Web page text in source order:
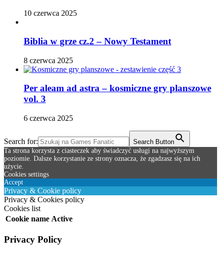
10 czerwca 2025
Biblia w grze cz.2 – Nowy Testament
8 czerwca 2025
Per aleam ad astra – kosmiczne gry planszowe
vol. 3
6 czerwca 2025
Search for:
Search Button
Ta strona korzysta z ciasteczek aby świadczyć usługi na najwyższym
poziomie. Dalsze korzystanie ze strony oznacza, że zgadzasz się na ich
użycie.
Cookies settings
Accept
Privacy & Cookie policy
Privacy & Cookies policy
Cookies list
Cookie name Active
Privacy Policy